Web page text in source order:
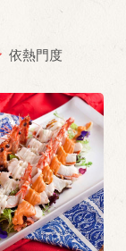
依熱門度